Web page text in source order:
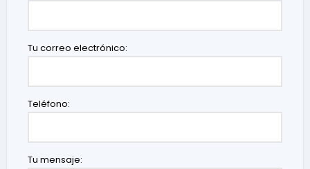
Tu correo electrónico:
Teléfono:
Tu mensaje: